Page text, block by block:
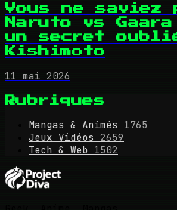
Vous ne saviez
Naruto vs Gaara
un secret
Kishimoto
11 mai 2026
Rubriques
Mangas & Animés
1765
Jeux Vidéos
2659
Tech & Web 1502